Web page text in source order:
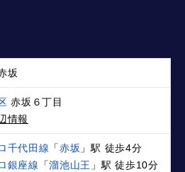
坂
赤坂６丁目
情報
千代田線 「赤坂 」駅 徒歩4分
銀座線
「溜池山王 」駅 徒歩10分